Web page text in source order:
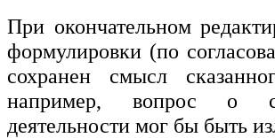
При окончательном
формулировки (по
сохранен смысл
например, вопрос о
деятельности мог бы быть